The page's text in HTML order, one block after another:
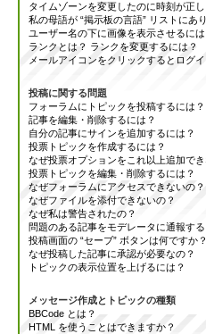
タイムゾーンを変更したのに時刻が正し
私の母語が “掲示板の言語” リストにあ
ユーザー名の下に画像を表示させるには
ランクとは？ ランクを変更するには？
メールアイコンをクリックするとログ
投稿に関する問題
フォーラムにトピックを投稿するには？
記事を編集・削除するには？
自分の記事にサインを追加するには？
投票トピックを作成するには？
なぜ投票オプションをこれ以上追加でき
投票トピックを編集・削除するには？
なぜフォーラムにアクセスできないの？
なぜファイルを添付できないの？
なぜ私は警告されたの？
問題のある記事をモデレータに通報する
投稿画面の “セーブ” ボタンは何ですか？
なぜ投稿した記事に承認が必要なの？
トピックの表示位置を上げるには？
メッセージ作成とトピックの種類
BBCode とは？
HTML を使うことはできますか？